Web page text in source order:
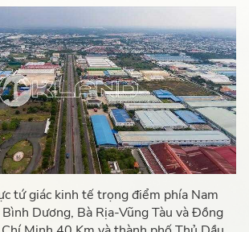
tứ giác kinh tế trọng điểm phía Nam
Dương, Bà Rịa-Vũng Tàu và Đồng